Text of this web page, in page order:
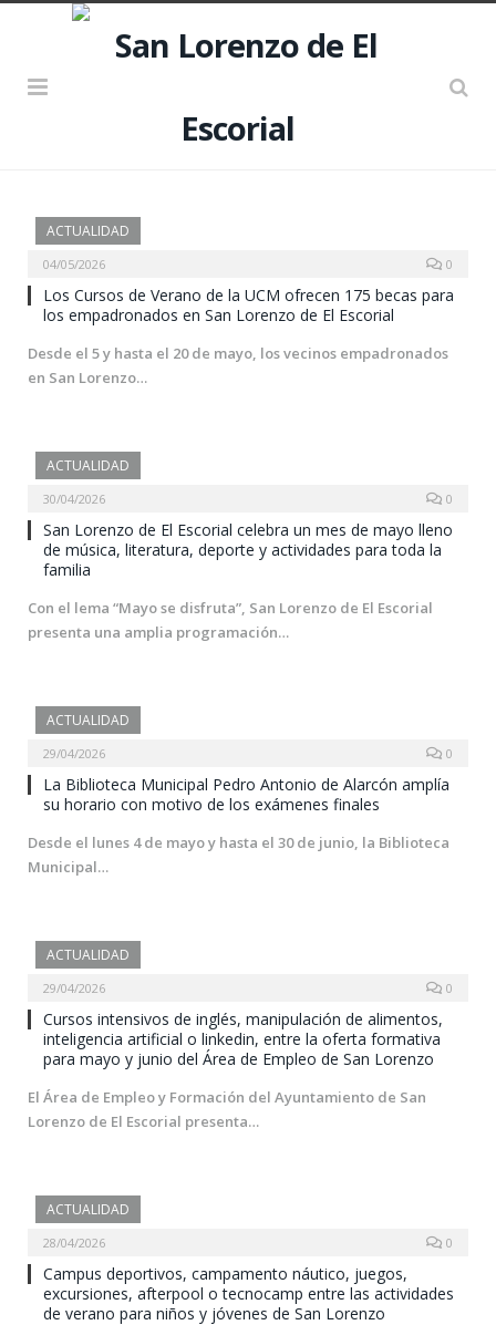
ACTUALIDAD
04/05/2026 0
Los Cursos de Verano de la UCM ofrecen 175 becas para
los empadronados en San Lorenzo de El Escorial
Desde el 5 y hasta el 20 de mayo, los vecinos empadronados
en San Lorenzo…
ACTUALIDAD
30/04/2026 0
San Lorenzo de El Escorial celebra un mes de mayo lleno
de música, literatura, deporte y actividades para toda la
familia
Con el lema “Mayo se disfruta”, San Lorenzo de El Escorial
presenta una amplia programación…
ACTUALIDAD
29/04/2026 0
La Biblioteca Municipal Pedro Antonio de Alarcón amplía
su horario con motivo de los exámenes finales
Desde el lunes 4 de mayo y hasta el 30 de junio, la Biblioteca
Municipal…
ACTUALIDAD
29/04/2026 0
Cursos intensivos de inglés, manipulación de alimentos,
inteligencia artificial o linkedin, entre la oferta formativa
para mayo y junio del Área de Empleo de San Lorenzo
El Área de Empleo y Formación del Ayuntamiento de San
Lorenzo de El Escorial presenta…
ACTUALIDAD
28/04/2026 0
Campus deportivos, campamento náutico, juegos,
excursiones, afterpool o tecnocamp entre las actividades
de verano para niños y jóvenes de San Lorenzo